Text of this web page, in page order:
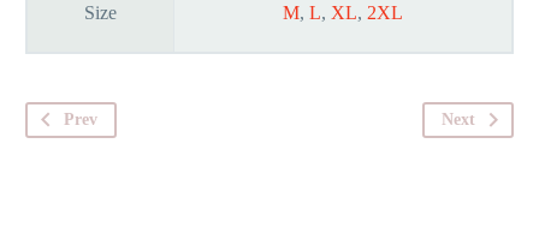
Size M, L, XL, 2XL
Prev Next